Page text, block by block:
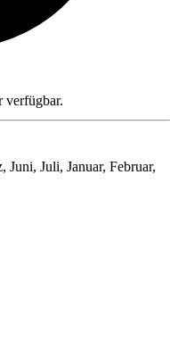
verfügbar.
Juni, Juli, Januar, Februar,